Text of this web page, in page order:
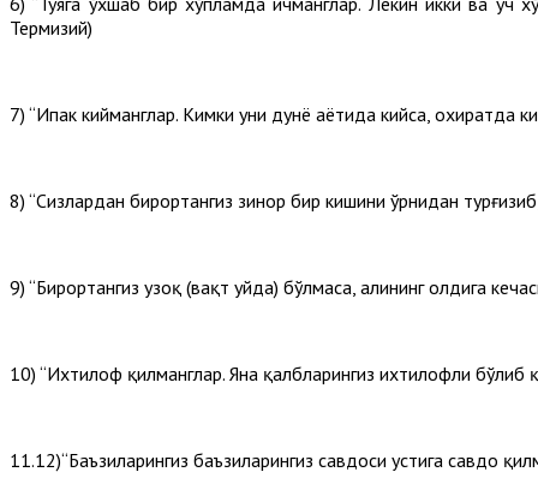
Термизий)
7) “Ипак кийманглар. Кимки уни дунё ҳаётида кийса, охиратда
8) “Сизлардан бирортангиз зинҳор бир кишини ўрнидан
9) “Бирортангиз узоқ (вақт уйда) бўлмаса, аҳлининг олдига
10) “Ихтилоф қилманглар. Яна қалбларингиз ихтилофли бўлиб
11.12)“Баъзиларингиз баъзиларингиз савдоси устига савдо